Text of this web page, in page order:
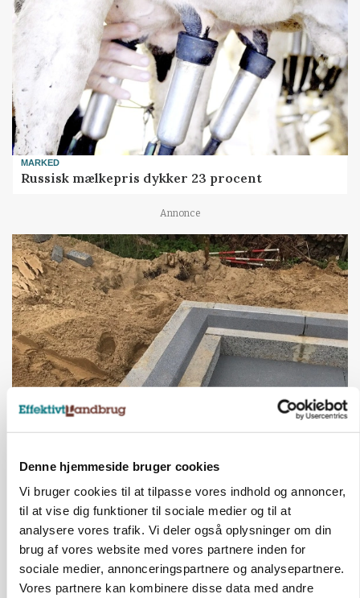
Denne hjemmeside bruger cookies
Vi bruger cookies til at tilpasse vores indhold og annoncer,
til at vise dig funktioner til sociale medier og til at
analysere vores trafik. Vi deler også oplysninger om din
brug af vores website med vores partnere inden for
sociale medier, annonceringspartnere og analysepartnere.
Vores partnere kan kombinere disse data med andre
MARKED
Russisk mælkepris dykker 23 procent
Annonce
BUSINESS
marked for biokul
Annonce
POLITIK
»Nu stopper I«: Landbrugsdebattør og
protestgruppe vil demonstrere mod ny
gødskningslov